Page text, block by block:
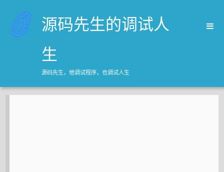
源码先生的调试人
生
源码先生，他调试程序，也调试人生
首页